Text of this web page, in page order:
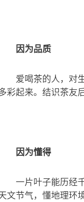
因为品质
爱喝茶的人，对
彩起来。结识茶友
因为懂得
一片叶子能历经
文节气，懂地理环